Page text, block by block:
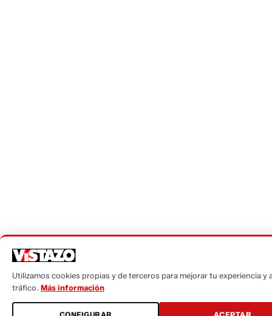
Utilizamos cookies propias y de terceros para mejorar tu experiencia y
tráfico. Más información
CONFIGURAR ACEPTAR